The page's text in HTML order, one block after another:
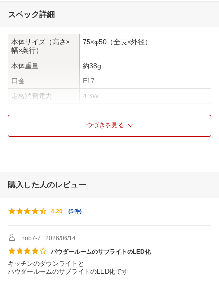
スペック詳細
本体サイズ（高さ×
幅×奥行）
75×φ50（全長×外径）
本体重量
約38g
口金
E17
定格消費電力
4.3W
150度
つづきを見る
購入した人のレビュー
4.20 (5件)
nob7-7
2026/06/14
パウダールームのサブライトのLED化
キッチンのダウンライトと